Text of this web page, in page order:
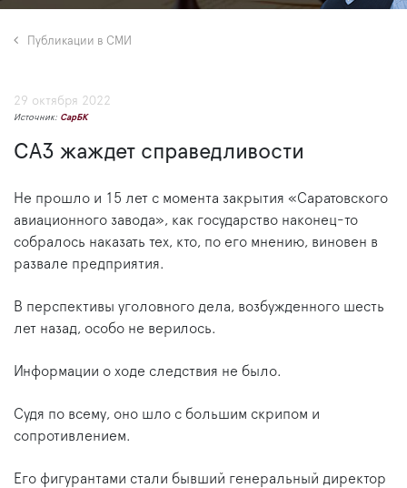
Публикации в СМИ
29 октября 2022
Источник: СарБК
САЗ жаждет справедливости
Не прошло и 15 лет с момента закрытия «Саратовского
авиационного завода», как государство наконец-то
собралось наказать тех, кто, по его мнению, виновен в
развале предприятия.
В перспективы уголовного дела, возбужденного шесть
лет назад, особо не верилось.
Информации о ходе следствия не было.
Судя по всему, оно шло с большим скрипом и
сопротивлением.
Его фигурантами стали бывший генеральный директор